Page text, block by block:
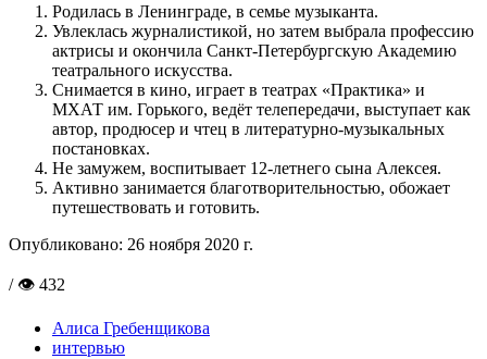
Родилась в Ленинграде, в семье музыканта.
Увлеклась журналистикой, но затем выбрала профессию
актрисы и окончила Санкт-Петербургскую Академию
театрального искусства.
Снимается в кино, играет в театрах «Практика» и
МХАТ им. Горького, ведёт телепередачи, выступает как
автор, продюсер и чтец в литературно-музыкальных
постановках.
Не замужем, воспитывает 12-летнего сына Алексея.
Активно занимается благотворительностью, обожает
путешествовать и готовить.
Опубликовано: 26 ноября 2020 г.
/ 👁 432
Алиса Гребенщикова
интервью